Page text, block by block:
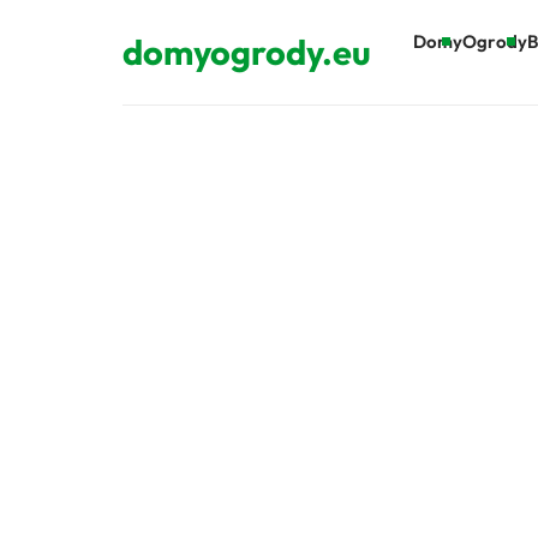
domyogrody.eu DomyOgrody